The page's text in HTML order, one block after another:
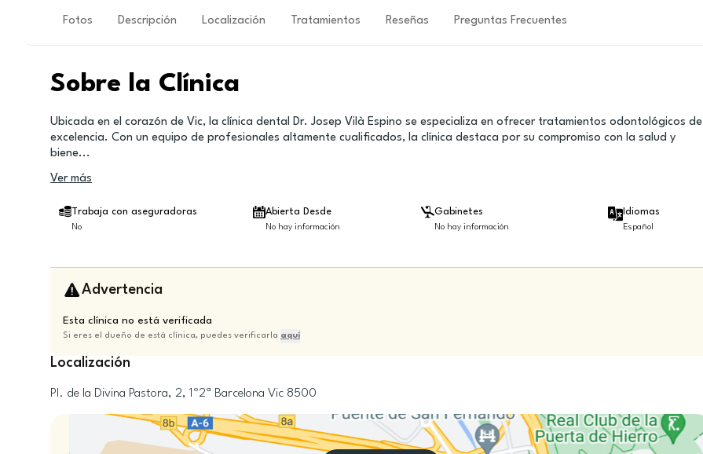
Fotos Descripción Localización Tratamientos Reseñas Preguntas Frecuentes
Sobre la Clínica
Ubicada en el corazón de Vic, la clínica dental Dr. Josep Vilà Espino se especializa en ofrecer tratamientos odontológicos de
excelencia. Con un equipo de profesionales altamente cualificados, la clínica destaca por su compromiso con la salud y
biene...
Ver más
Trabaja con aseguradoras
No
Abierta Desde
No hay información
Gabinetes
No hay información
Idiomas
Español
Advertencia
Esta clínica no está verificada
Si eres el dueño de está clínica, puedes verificarla aquí
Localización
Pl. de la Divina Pastora, 2, 1º2ª Barcelona Vic 8500